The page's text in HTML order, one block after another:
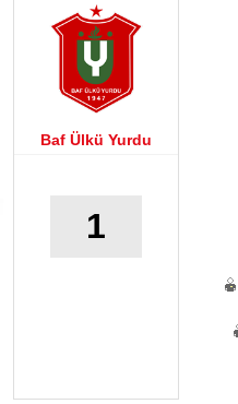
Baf Ülkü Yurdu
1